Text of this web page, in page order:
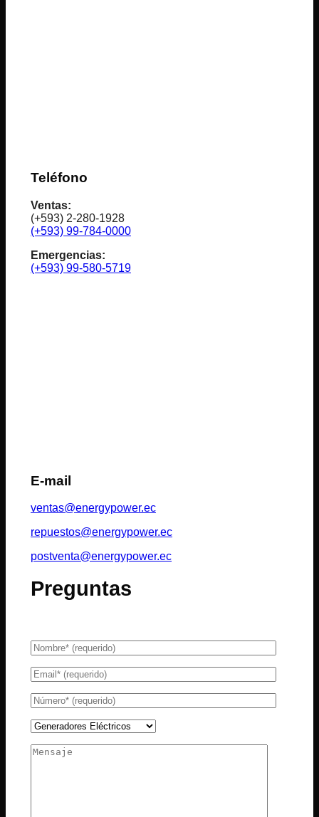
Teléfono
Ventas:
(+593) 2-280-1928
(+593) 99-784-0000
Emergencias:
(+593) 99-580-5719
E-mail
ventas@energypower.ec
repuestos@energypower.ec
postventa@energypower.ec
Preguntas